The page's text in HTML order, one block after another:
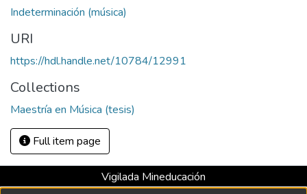
Indeterminación (música)
URI
https://hdl.handle.net/10784/12991
Collections
Maestría en Música (tesis)
Full item page
Vigilada Mineducación